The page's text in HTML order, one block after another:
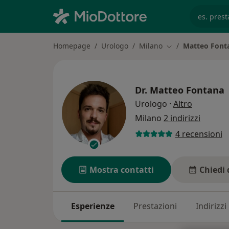
Homepage Urologo Milano Cambia città
Matteo
Dr. Matteo Fontana
Urologo · Altro
Milano 2 indirizzi
4 recensioni
Mostra contatti Chiedi
Esperienze Prestazioni Indirizzi